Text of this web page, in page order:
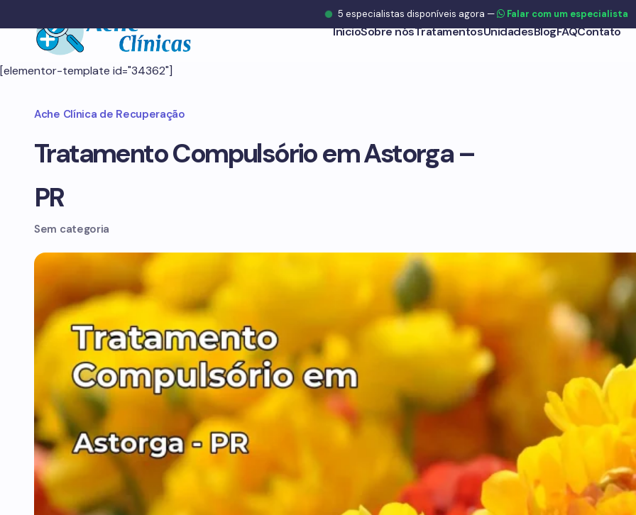
InícioSobre nósTratamentosUnidadesBlogFAQContato
[elementor-template id="34362"]
Ache Clínica de Recuperação
Tratamento Compulsório em Astorga –
PR
Sem categoria
5 especialistas disponíveis agora — Falar com um especialista